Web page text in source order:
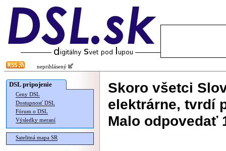
neprihlásený
DSL pripojenie
Ceny DSL
Dostupnosť DSL
Fórum o DSL
Výsledky meraní
Satelitná mapa SR
Skoro všetci
elektrárne, tvrdí
Malo odpovedať